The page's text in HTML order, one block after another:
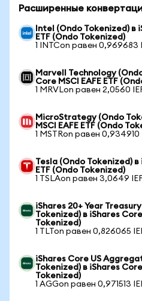
Расширенные
Intel (Ondo Tokenized) в
ETF (Ondo Tokenized)
1 INTCon равен 0,969683
Marvell Technology
Core MSCI EAFE ETF
1 MRVLon равен 2,0560
MicroStrategy (Ondo
MSCI EAFE ETF (Ondo
1 MSTRon равен 0,934910
Tesla (Ondo Tokenized) в
ETF (Ondo Tokenized)
1 TSLAon равен 3,0649
iShares 20+ Year
Tokenized) в iShares Core
Tokenized)
1 TLTon равен 0,826065
iShares Core US
Tokenized) в iShares Core
Tokenized)
1 AGGon равен 0,971513